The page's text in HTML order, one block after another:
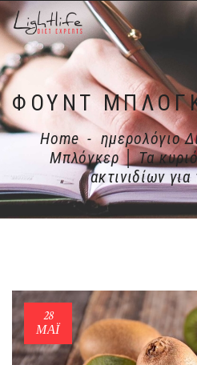
Home - ημερολόγιο
Μπλόγκερ │ Τα
ακτινιδίων
28
ΜΑΪ́